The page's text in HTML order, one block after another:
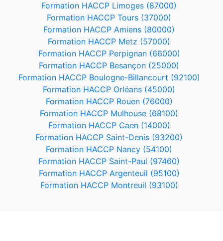
Formation HACCP Limoges (87000)
Formation HACCP Tours (37000)
Formation HACCP Amiens (80000)
Formation HACCP Metz (57000)
Formation HACCP Perpignan (66000)
Formation HACCP Besançon (25000)
Formation HACCP Boulogne-Billancourt (92100)
Formation HACCP Orléans (45000)
Formation HACCP Rouen (76000)
Formation HACCP Mulhouse (68100)
Formation HACCP Caen (14000)
Formation HACCP Saint-Denis (93200)
Formation HACCP Nancy (54100)
Formation HACCP Saint-Paul (97460)
Formation HACCP Argenteuil (95100)
Formation HACCP Montreuil (93100)